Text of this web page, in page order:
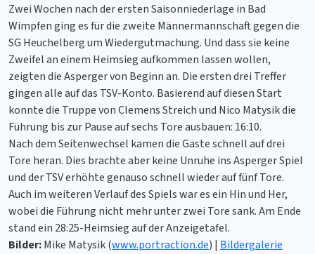
Zwei Wochen nach der ersten Saisonniederlage in Bad
Wimpfen ging es für die zweite Männermannschaft gegen die
SG Heuchelberg um Wiedergutmachung. Und dass sie keine
Zweifel an einem Heimsieg aufkommen lassen wollen,
zeigten die Asperger von Beginn an. Die ersten drei Treffer
gingen alle auf das TSV-Konto. Basierend auf diesen Start
konnte die Truppe von Clemens Streich und Nico Matysik die
Führung bis zur Pause auf sechs Tore ausbauen: 16:10.
Nach dem Seitenwechsel kamen die Gäste schnell auf drei
Tore heran. Dies brachte aber keine Unruhe ins Asperger Spiel
und der TSV erhöhte genauso schnell wieder auf fünf Tore.
Auch im weiteren Verlauf des Spiels war es ein Hin und Her,
wobei die Führung nicht mehr unter zwei Tore sank. Am Ende
stand ein 28:25-Heimsieg auf der Anzeigetafel.
Bilder:Mike Matysik (www.portraction.de) | Bildergalerie